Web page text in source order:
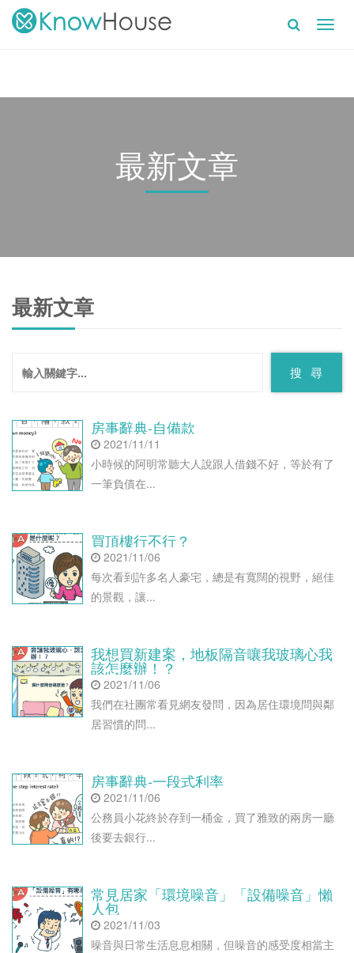
最新文章
最新文章
搜 尋
房事辭典-自備款
2021/11/11
小時候的阿明常聽大人說跟人借錢不好，等於有了
一筆負債在...
買頂樓行不行？
2021/11/06
每次看到許多名人豪宅，總是有寬闊的視野，絕佳
的景觀，讓...
我想買新建案，地板隔音嚷我玻璃心我
該怎麼辦！？
2021/11/06
我們在社團常看見網友發問，因為居住環境問與鄰
居習慣的問...
房事辭典-一段式利率
2021/11/06
公務員小花終於存到一桶金，買了雅致的兩房一廳
後要去銀行...
常見居家「環境噪音」「設備噪音」懶
人包
2021/11/03
噪音與日常生活息息相關，但噪音的感受度相當主